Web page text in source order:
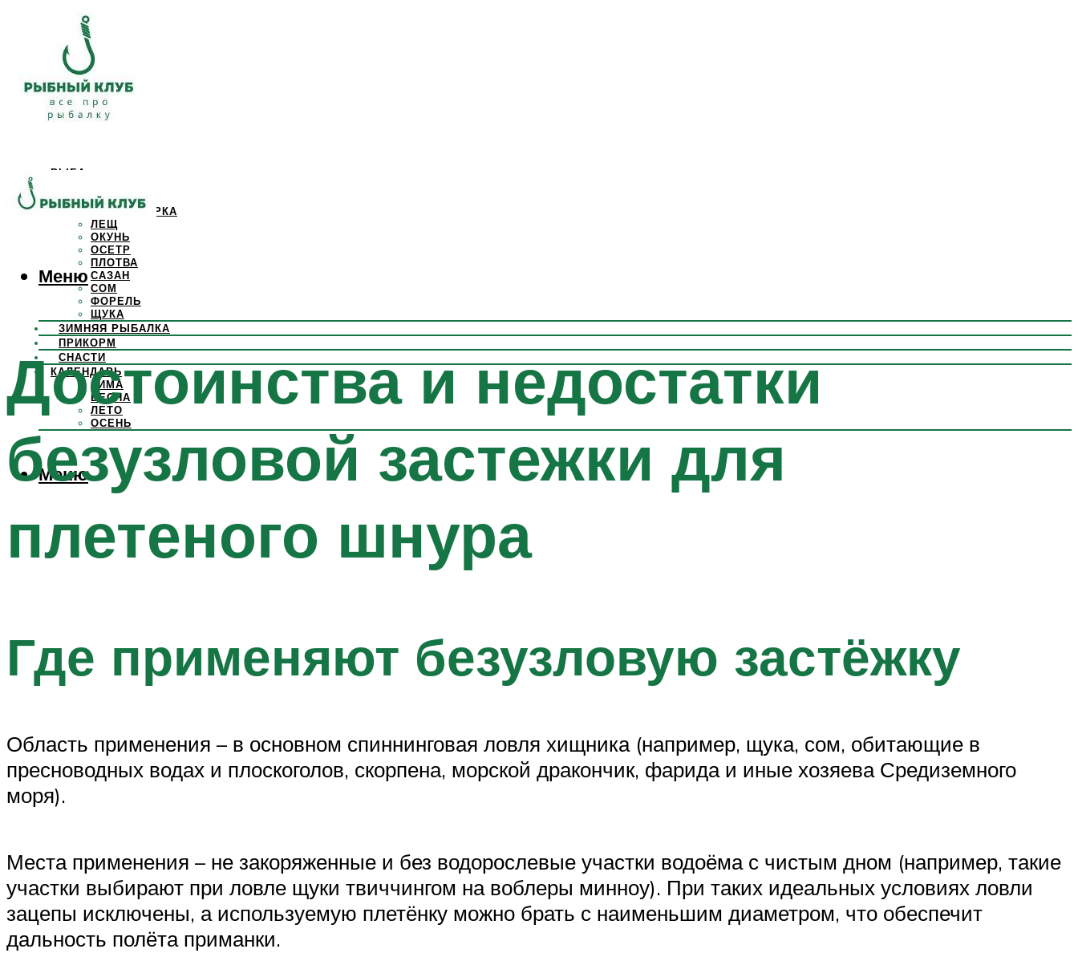
РЫБА
КАРП
КРАСНОПЕРКА
ЛЕЩ
ОКУНЬ
ОСЕТР
ПЛОТВА
САЗАН
СОМ
ФОРЕЛЬ
ЩУКА
ЗИМНЯЯ РЫБАЛКА
ПРИКОРМ
СНАСТИ
КАЛЕНДАРЬ
ЗИМА
ВЕСНА
ЛЕТО
ОСЕНЬ
Меню
Меню
Достоинства и недостатки
безузловой застежки для
плетеного шнура
Где применяют безузловую застёжку
Область применения – в основном спиннинговая ловля хищника (например, щука, сом, обитающие в
пресноводных водах и плоскоголов, скорпена, морской дракончик, фарида и иные хозяева Средиземного
моря).
Места применения – не закоряженные и без водорослевые участки водоёма с чистым дном (например, такие
участки выбирают при ловле щуки твиччингом на воблеры минноу). При таких идеальных условиях ловли
зацепы исключены, а используемую плетёнку можно брать с наименьшим диаметром, что обеспечит
дальность полёта приманки.